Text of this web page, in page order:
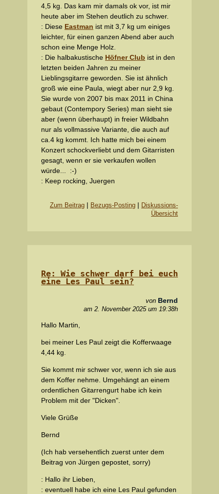
4,5 kg. Das kam mir damals ok vor, ist mir
heute aber im Stehen deutlich zu schwer.
: Diese Eastman ist mit 3,7 kg um einiges
leichter, für einen ganzen Abend aber auch
schon eine Menge Holz.
: Die halbakustische Höfner Club ist in den
letzten beiden Jahren zu meiner
Lieblingsgitarre geworden. Sie ist ähnlich
groß wie eine Paula, wiegt aber nur 2,9 kg.
Sie wurde von 2007 bis max 2011 in China
gebaut (Contempory Series) man sieht sie
aber (wenn überhaupt) in freier Wildbahn
nur als vollmassive Variante, die auch auf
ca.4 kg kommt. Ich hatte mich bei einem
Konzert schockverliebt und dem Gitarristen
gesagt, wenn er sie verkaufen wollen
würde... :-)
: Keep rocking, Juergen
Zum Beitrag | Bezugs-Posting | Diskussions-
Übersicht
Re: Wie schwer darf bei euch
eine Les Paul sein?
von Bernd
am 2. November 2025 um 19:38h
Hallo Martin,
bei meiner Les Paul zeigt die Kofferwaage
4,44 kg.
Sie kommt mir schwer vor, wenn ich sie aus
dem Koffer nehme. Umgehängt an einem
ordentlichen Gitarrengurt habe ich kein
Problem mit der "Dicken".
Viele Grüße
Bernd
(Ich hab versehentlich zuerst unter dem
Beitrag von Jürgen gepostet, sorry)
: Hallo ihr Lieben,
: eventuell habe ich eine Les Paul gefunden